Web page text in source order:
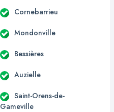
Cornebarrieu
Mondonville
Bessières
Auzielle
Saint-Orens-de-
Gameville